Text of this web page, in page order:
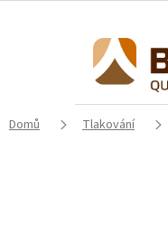
Domů Tlakování